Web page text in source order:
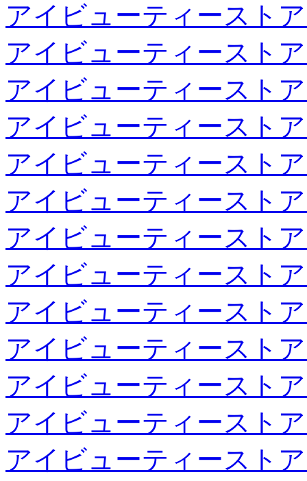
アイビューティースト
アイビューティースト
アイビューティースト
アイビューティースト
アイビューティースト
アイビューティースト
アイビューティースト
アイビューティースト
アイビューティースト
アイビューティースト
アイビューティースト
アイビューティースト
アイビューティースト